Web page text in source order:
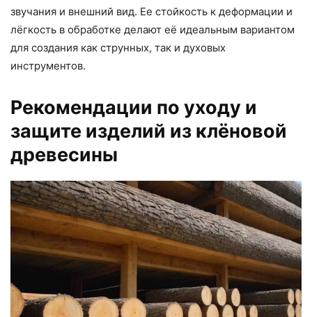
звучания и внешний вид. Ее стойкость к деформации и
лёгкость в обработке делают её идеальным вариантом
для создания как струнных, так и духовых
инструментов.
Рекомендации по уходу и
защите изделий из клёновой
древесины